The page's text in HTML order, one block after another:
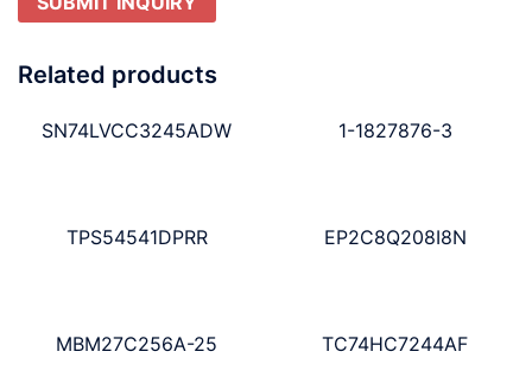
Related products
SN74LVCC3245ADW 1-1827876-3
TPS54541DPRR EP2C8Q208I8N
MBM27C256A-25 TC74HC7244AF